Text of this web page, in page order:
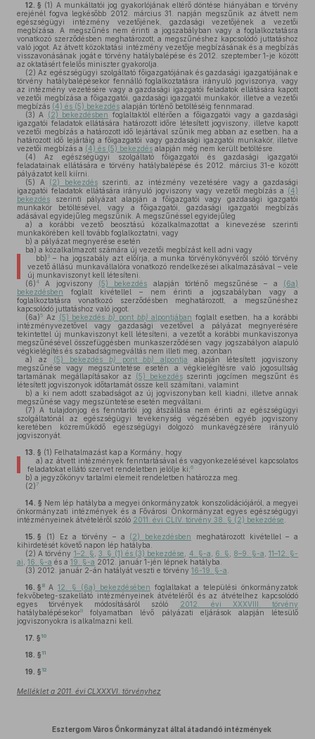
12. § (1) A munkáltatói jog gyakorlójának eltérő döntése hiányában e törvény
erejénél fogva legkésőbb 2012. március 31. napján megszűnik az átvett nem
egészségügyi intézmény vezetőjének, gazdasági vezetőjének a vezetői
megbízása. A megszűnés nem érinti a jogszabályban vagy a foglalkoztatásra
vonatkozó szerződésben meghatározott, a megszűnéshez kapcsolódó juttatáshoz
való jogot. Az átvett közoktatási intézmény vezetője megbízásának és a megbízás
visszavonásának jogát e törvény hatálybalépése és 2012. szeptember 1-je között
az oktatásért felelős miniszter gyakorolja.
(2) Az egészségügyi szolgáltató főigazgatójának és gazdasági igazgatójának e
törvény hatálybalépésekor fennálló foglalkoztatásra irányuló jogviszonya, vagy
az intézmény vezetésére vagy a gazdasági igazgatói feladatok ellátására kapott
vezetői megbízása a főigazgatói, gazdasági igazgatói munkakör, illetve a vezetői
megbízás (4) és (5) bekezdés alapján történő betöltéséig fennmarad.
(3) A (2) bekezdésben foglaltaktól eltérően a főigazgatói vagy a gazdasági
igazgatói feladatok ellátására határozott időre létesített jogviszony, illetve kapott
vezetői megbízás a határozott idő lejártával szűnik meg abban az esetben, ha a
határozott idő lejártáig a főigazgatói vagy gazdasági igazgatói munkakör, illetve
vezetői megbízás a (4) és (5) bekezdés alapján még nem került betöltésre.
(4) Az egészségügyi szolgáltató főigazgatói és gazdasági igazgatói
feladatainak ellátására e törvény hatálybalépése és 2012. március 31-e között
pályázatot kell kiírni.
(5) A (2) bekezdésszerinti, az intézmény vezetésére vagy a gazdasági
igazgatói feladatok ellátására irányuló jogviszony vagy vezetői megbízás a (4)
bekezdés szerinti pályázat alapján a főigazgatói vagy gazdasági igazgatói
munkakör betöltésével, vagy a főigazgatói, gazdasági igazgatói megbízás
adásával egyidejűleg megszűnik. A megszűnéssel egyidejűleg
a) a korábbi vezető beosztású közalkalmazottat a kinevezése szerinti
munkakörében kell tovább foglalkoztatni, vagy
b) a pályázat megnyerése esetén
ba) a közalkalmazott számára új vezetői megbízást kell adni vagy
bb) 3– ha jogszabály azt előírja, a munka törvénykönyvéről szóló törvény
vezető állású munkavállalóra vonatkozó rendelkezései alkalmazásával – vele
új munkaviszonyt kell létesíteni.
(6)4 A jogviszony (5) bekezdés alapján történő megszűnése – a (6a)
bekezdésben foglalt kivétellel – nem érinti a jogszabályban vagy a
foglalkoztatásra vonatkozó szerződésben meghatározott, a megszűnéshez
kapcsolódó juttatáshoz való jogot.
(6a)5 Az (5) bekezdés b) pont bb) alpontjában foglalt esetben, ha a korábbi
intézményvezetővel vagy gazdasági vezetővel a pályázat megnyerésére
tekintettel új munkaviszonyt kell létesíteni, a vezetőt a korábbi munkaviszonya
megszűnésével összefüggésben munkaszerződésen vagy jogszabályon alapuló
végkielégítés és szabadságmegváltás nem illeti meg, azonban
a) az (5) bekezdés b) pontbb) alpontja
alapján létesített jogviszony
megszűnése vagy megszüntetése esetén a végkielégítésre való jogosultság
tartamának megállapításakor az
(5) bekezdésszerinti jogcímen megszűnt és
létesített jogviszonyok időtartamát össze kell számítani, valamint
b) a ki nem adott szabadságot az új jogviszonyban kell kiadni, illetve annak
megszűnése vagy megszüntetése esetén megváltani.
(7) A tulajdonjog és fenntartói jog átszállása nem érinti az egészségügyi
szolgáltatónál az egészségügyi tevékenység végzésében egyéb jogviszony
keretében közreműködő egészségügyi dolgozó munkavégzésére irányuló
jogviszonyát.
13. § (1) Felhatalmazást kap a Kormány, hogy
a) az átvett intézmények fenntartásával és vagyonkezelésével kapcsolatos
feladatokat ellátó szervet rendeletben jelölje ki;6
b) a jegyzőkönyv tartalmi elemeit rendeletben határozza meg.
(2)7
14. § Nem lép hatályba a megyei önkormányzatok konszolidációjáról, a megyei
önkormányzati intézmények és a Fővárosi Önkormányzat egyes egészségügyi
intézményeinek átvételéről szóló 2011. évi CLIV. törvény 38. § (2) bekezdése
15. § (1) Ez a törvény – a (2) bekezdésben meghatározott kivétellel – a
kihirdetését követő napon lép hatályba.
(2) A törvény 1–2. § ,3. § (1) és (3) bekezdése 4. §-a 6. § 8–9. §-a 11–12. §-
ai 16. §-a és a 19. §-a 2012. január 1-jén lépnek hatályba.
(3) 2012. január 2-án hatályát veszti e törvény 16-19. §-a
16. § 8 A 12. § (6a) bekezdésében foglaltakat a települési önkormányzatok
fekvőbeteg-szakellátó intézményeinek átvételéről és az átvételhez kapcsolódó
egyes törvények módosításáról szóló
2012. évi XXXVIII. törvény
hatálybalépésekor9
folyamatban lévő pályázati eljárások alapján létesülő
jogviszonyokra is alkalmazni kell.
17. § 10
18. § 11
19. § 12
Melléklet a 2011. évi CLXXXVI. törvényhez
Esztergom Város Önkormányzat által átadandó intézmények